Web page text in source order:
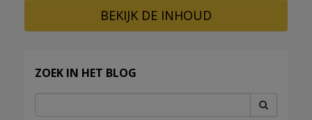
BEKIJK DE INHOUD
ZOEK IN HET BLOG